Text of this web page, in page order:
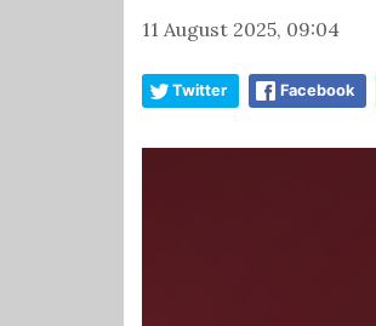
11 August 2025, 09:04
Twitter Facebook